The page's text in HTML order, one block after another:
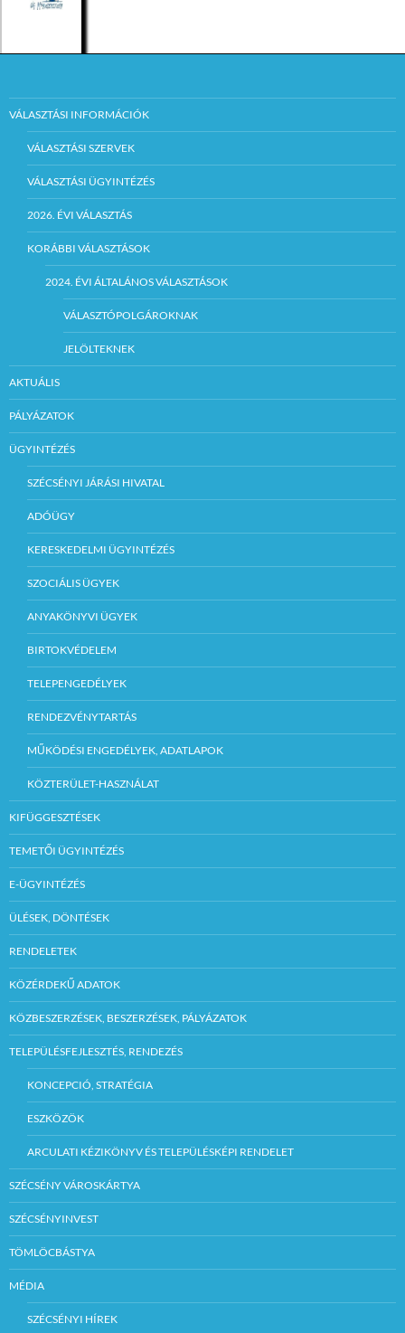
VÁLASZTÁSI INFORMÁCIÓK
VÁLASZTÁSI SZERVEK
VÁLASZTÁSI ÜGYINTÉZÉS
2026. ÉVI VÁLASZTÁS
KORÁBBI VÁLASZTÁSOK
2024. ÉVI ÁLTALÁNOS VÁLASZTÁSOK
VÁLASZTÓPOLGÁROKNAK
JELÖLTEKNEK
AKTUÁLIS
PÁLYÁZATOK
ÜGYINTÉZÉS
SZÉCSÉNYI JÁRÁSI HIVATAL
ADÓÜGY
KERESKEDELMI ÜGYINTÉZÉS
SZOCIÁLIS ÜGYEK
ANYAKÖNYVI ÜGYEK
BIRTOKVÉDELEM
TELEPENGEDÉLYEK
RENDEZVÉNYTARTÁS
MŰKÖDÉSI ENGEDÉLYEK, ADATLAPOK
KÖZTERÜLET-HASZNÁLAT
KIFÜGGESZTÉSEK
TEMETŐI ÜGYINTÉZÉS
E-ÜGYINTÉZÉS
ÜLÉSEK, DÖNTÉSEK
RENDELETEK
KÖZÉRDEKŰ ADATOK
KÖZBESZERZÉSEK, BESZERZÉSEK, PÁLYÁZATOK
TELEPÜLÉSFEJLESZTÉS, RENDEZÉS
KONCEPCIÓ, STRATÉGIA
ESZKÖZÖK
ARCULATI KÉZIKÖNYV ÉS TELEPÜLÉSKÉPI RENDELET
SZÉCSÉNY VÁROSKÁRTYA
SZÉCSÉNYINVEST
TÖMLÖCBÁSTYA
MÉDIA
SZÉCSÉNYI HÍREK